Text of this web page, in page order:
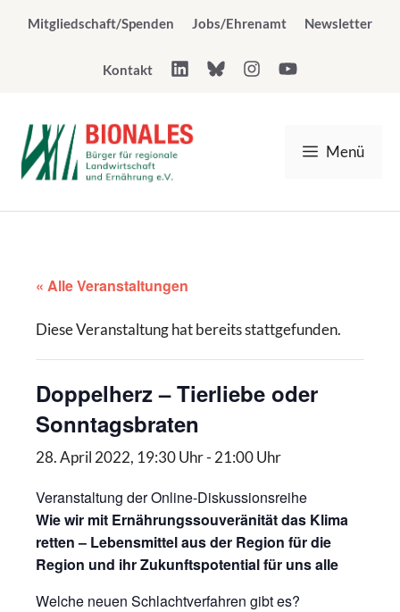
InhaltMitgliedschaft/Spenden Jobs/Ehrenamt Newsletter
Kontakt
Menü
« Alle Veranstaltungen
Diese Veranstaltung hat bereits stattgefunden.
Doppelherz – Tierliebe oder
Sonntagsbraten
28. April 2022, 19:30 Uhr- 21:00 Uhr
Veranstaltung der Online-Diskussionsreihe
Wie wir mit Ernährungssouveränität das Klima
retten – Lebensmittel aus der Region für die
Region und ihr Zukunftspotential für uns alle
Welche neuen Schlachtverfahren gibt es?